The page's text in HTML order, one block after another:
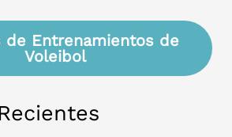
de Entrenamientos de
Voleibol